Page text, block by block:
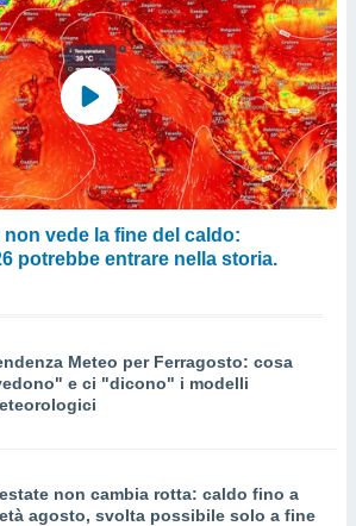
vede la fine del caldo:
potrebbe entrare nella storia.
Meteo per Ferragosto: cosa
e ci "dicono" i modelli
non cambia rotta: caldo fino a
agosto, svolta possibile solo a fine